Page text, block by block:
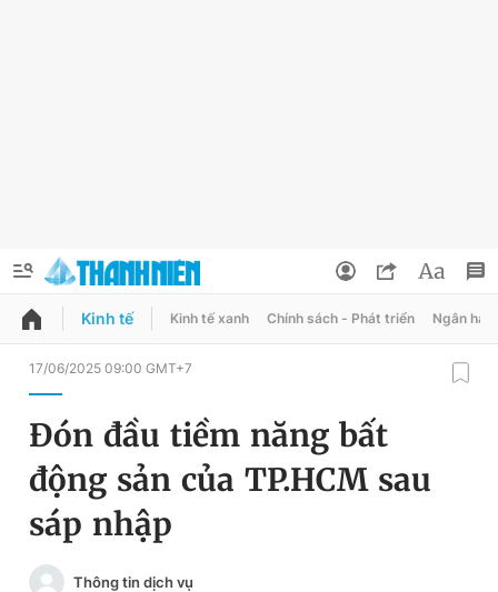
QUẢNG CÁO
Chuyên mục
Chuyên mục khác
Chào ngày mới
Đổi mật khẩu
Tin đã lưu
Tin đã xem
Kinh tế Kinh tế xanh Chính sách - Phát triển Ngân
17/06/2025 09:00 GMT+7
Đón đầu tiềm năng bất
động sản của TP.HCM sau
sáp nhập
Thông tin dịch vụ